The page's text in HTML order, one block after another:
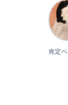
肯定